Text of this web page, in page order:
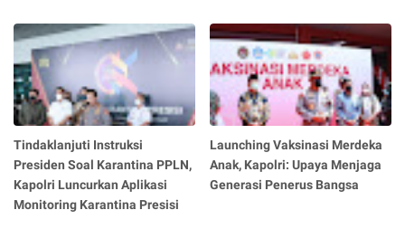
Tindaklanjuti Instruksi
Presiden Soal Karantina PPLN,
Kapolri Luncurkan Aplikasi
Monitoring Karantina Presisi
Launching Vaksinasi Merdeka
Anak, Kapolri: Upaya Menjaga
Generasi Penerus Bangsa